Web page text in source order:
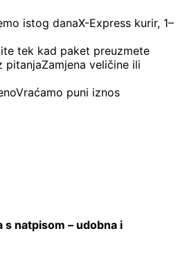
istog danaX-Express kurir, 1–
tek kad paket preuzmete
pitanjaZamjena veličine ili
Vraćamo puni iznos
s natpisom – udobna i